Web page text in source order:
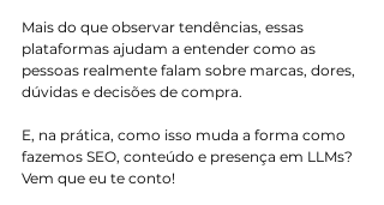
Mais do que observar tendências, essas
plataformas ajudam a entender como as
pessoas realmente falam sobre marcas, dores,
dúvidas e decisões de compra.
E, na prática, como isso muda a forma como
fazemos SEO, conteúdo e presença em LLMs?
Vem que eu te conto!